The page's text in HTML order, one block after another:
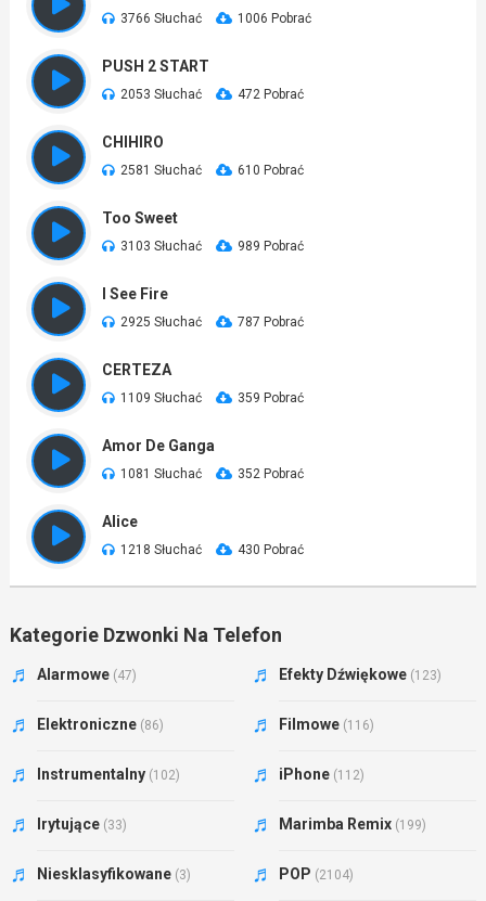
3766 Słuchać 1006 Pobrać
PUSH 2 START
2053 Słuchać 472 Pobrać
CHIHIRO
2581 Słuchać 610 Pobrać
Too Sweet
3103 Słuchać 989 Pobrać
I See Fire
2925 Słuchać 787 Pobrać
CERTEZA
1109 Słuchać 359 Pobrać
Amor De Ganga
1081 Słuchać 352 Pobrać
Alice
1218 Słuchać 430 Pobrać
Kategorie Dzwonki Na Telefon
Alarmowe (47) Efekty Dźwiękowe (123)
Elektroniczne (86) Filmowe (116)
Instrumentalny (102) iPhone (112)
Irytujące (33) Marimba Remix (199)
Niesklasyfikowane (3) POP (2104)